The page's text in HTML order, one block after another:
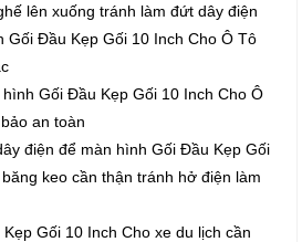
lên xuống tránh làm đứt dây điện
Đầu Kẹp Gối 10 Inch Cho Ô Tô
Gối Đầu Kẹp Gối 10 Inch Cho Ô
an toàn
để màn hình Gối Đầu Kẹp Gối
keo cần thận tránh hở điện làm
Gối 10 Inch Cho xe du lịch cần